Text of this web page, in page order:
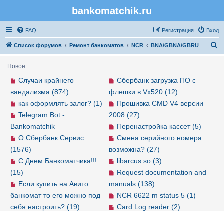
bankomatchik.ru
FAQ Вход
Регистрация
Список форумов Ремонт банкоматов NCR BNA/GBNA/GBRU
Новое
Сбербанк загрузка ПО с
флешки в Vx520 (12)
Прошивка CMD V4 версии
2008 (27)
Перенастройка кассет (5)
Смена серийного номера
возможна? (27)
libarcus.so (3)
Request documentation and
manuals (138)
NCR 6622 m status 5 (1)
Card Log reader (2)
Случаи крайнего
вандализма (874)
как оформлять залог? (1)
Telegram Bot -
Bankomatchik
О Сбербанк Сервис
(1576)
С Днем Банкоматчика!!!
(15)
Если купить на Авито
банкомат то его можно под
себя настроить? (19)